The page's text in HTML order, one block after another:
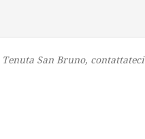
San Bruno,